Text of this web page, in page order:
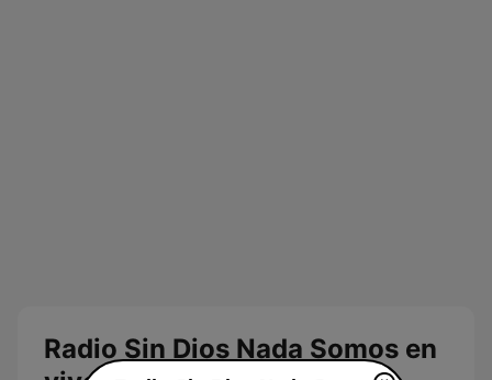
Radio Sin Dios Nada Somos en